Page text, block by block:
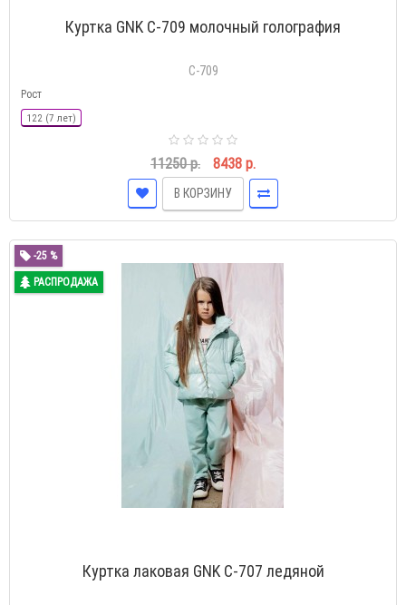
Куртка GNK С-709 молочный голография
С-709
Рост
122 (7 лет)
11250 р. 8438 р.
В КОРЗИНУ
-25 %
РАСПРОДАЖА
Куртка лаковая GNK С-707 ледяной